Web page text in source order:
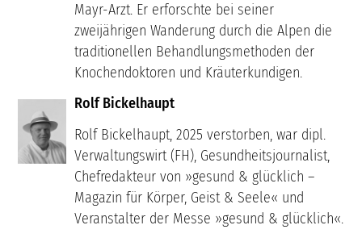
Mayr-Arzt. Er erforschte bei seiner
zweijährigen Wanderung durch die Alpen die
traditionellen Behandlungsmethoden der
Knochendoktoren und Kräuterkundigen.
Rolf Bickelhaupt
Rolf Bickelhaupt, 2025 verstorben, war dipl.
Verwaltungswirt (FH), Gesundheitsjournalist,
Chefredakteur von »gesund & glücklich –
Magazin für Körper, Geist & Seele« und
Veranstalter der Messe »gesund & glücklich«.